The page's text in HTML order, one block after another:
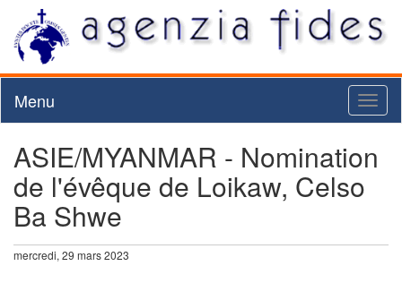
Menu
ASIE/MYANMAR - Nomination
de l'évêque de Loikaw, Celso
Ba Shwe
mercredi, 29 mars 2023